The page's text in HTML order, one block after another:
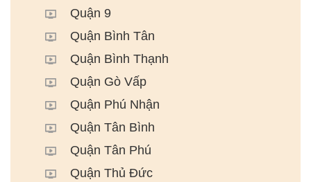
Quận 9
Quận Bình Tân
Quận Bình Thạnh
Quận Gò Vấp
Quận Phú Nhận
Quận Tân Bình
Quận Tân Phú
Quận Thủ Đức